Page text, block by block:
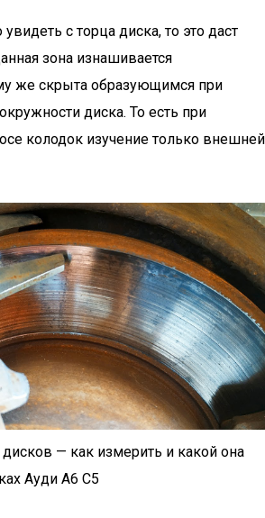
с торца диска, то это даст
зона изнашивается
же скрыта образующимся при
диска. То есть при
колодок изучение только внешней
— как измерить и какой она
Ауди А6 С5